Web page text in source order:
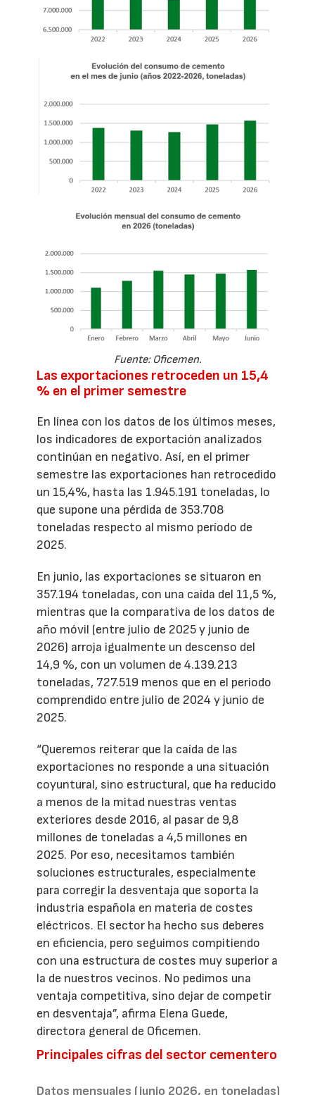
Fuente: Oficemen.
Las exportaciones retroceden un 15,4
% en el primer semestre
En línea con los datos de los últimos meses,
los indicadores de exportación analizados
continúan en negativo. Así, en el primer
semestre las exportaciones han retrocedido
un 15,4%, hasta las 1.945.191 toneladas, lo
que supone una pérdida de 353.708
toneladas respecto al mismo período de
2025.
En junio, las exportaciones se situaron en
357.194 toneladas, con una caída del 11,5 %,
mientras que la comparativa de los datos de
año móvil (entre julio de 2025 y junio de
2026) arroja igualmente un descenso del
14,9 %, con un volumen de 4.139.213
toneladas, 727.519 menos que en el periodo
comprendido entre julio de 2024 y junio de
2025.
“Queremos reiterar que la caída de las
exportaciones no responde a una situación
coyuntural, sino estructural, que ha reducido
a menos de la mitad nuestras ventas
exteriores desde 2016, al pasar de 9,8
millones de toneladas a 4,5 millones en
2025. Por eso, necesitamos también
soluciones estructurales, especialmente
para corregir la desventaja que soporta la
industria española en materia de costes
eléctricos. El sector ha hecho sus deberes
en eficiencia, pero seguimos compitiendo
con una estructura de costes muy superior a
la de nuestros vecinos. No pedimos una
ventaja competitiva, sino dejar de competir
en desventaja”, afirma Elena Guede,
directora general de Oficemen.
Principales cifras del sector cementero
Datos mensuales (junio 2026, en toneladas)